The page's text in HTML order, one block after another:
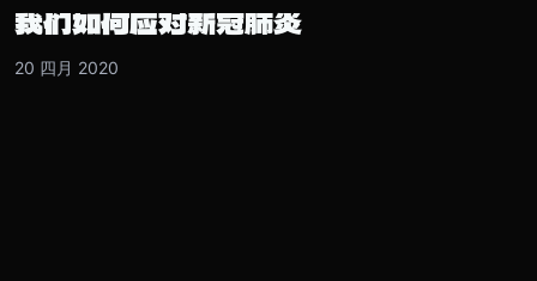
我们如何应对新冠肺炎
20 四月 2020